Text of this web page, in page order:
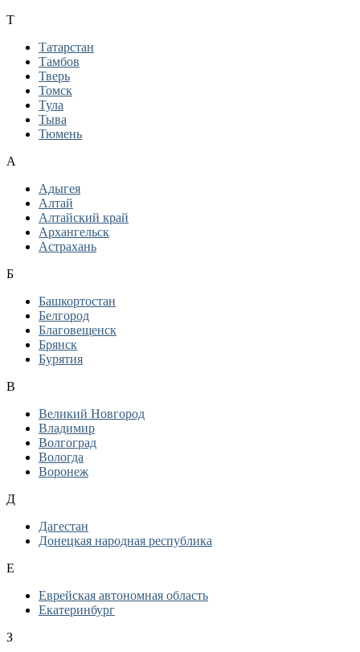
Т
Татарстан
Тамбов
Тверь
Томск
Тула
Тыва
Тюмень
А
Адыгея
Алтай
Алтайский край
Архангельск
Астрахань
Б
Башкортостан
Белгород
Благовещенск
Брянск
Бурятия
В
Великий Новгород
Владимир
Волгоград
Вологда
Воронеж
Д
Дагестан
Донецкая народная республика
Е
Еврейская автономная область
Екатеринбург
З